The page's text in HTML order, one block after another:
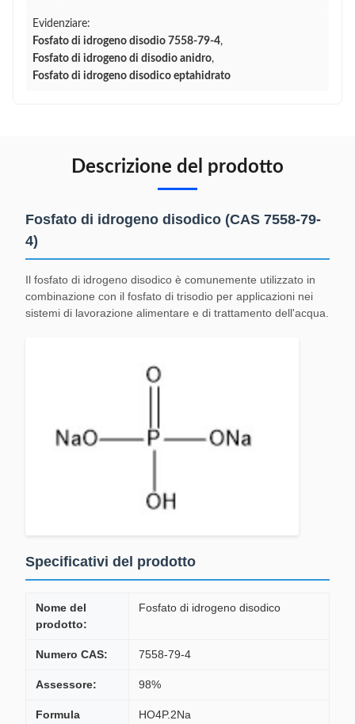
Evidenziare:
Fosfato di idrogeno disodio 7558-79-4,
Fosfato di idrogeno di disodio anidro,
Fosfato di idrogeno disodico eptahidrato
Descrizione del prodotto
Fosfato di idrogeno disodico (CAS 7558-79-
4)
Il fosfato di idrogeno disodico è comunemente utilizzato in
combinazione con il fosfato di trisodio per applicazioni nei
sistemi di lavorazione alimentare e di trattamento dell'acqua.
Specificativi del prodotto
Nome del
prodotto:
Fosfato di idrogeno disodico
Numero CAS: 7558-79-4
Assessore: 98%
Formula HO4P.2Na